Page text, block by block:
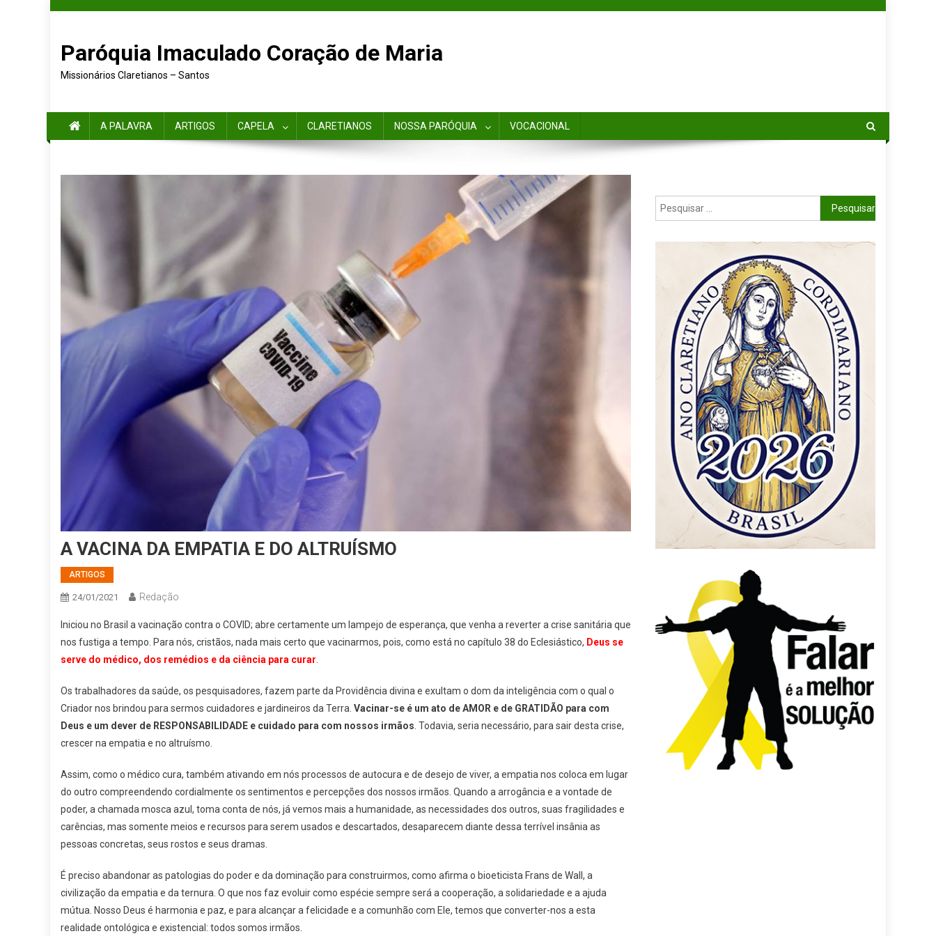
Paróquia Imaculado Coração de Maria
Missionários Claretianos – Santos
A PALAVRA ARTIGOS CAPELA CLARETIANOS NOSSA PARÓQUIA VOCACIONAL
A VACINA DA EMPATIA E DO ALTRUÍSMO
ARTIGOS
24/01/2021 Redação
Iniciou no Brasil a vacinação contra o COVID; abre certamente um lampejo de esperança, que venha a reverter a crise sanitária que
nos fustiga a tempo. Para nós, cristãos, nada mais certo que vacinarmos, pois, como está no capítulo 38 do Eclesiástico, Deus se
serve do médico, dos remédios e da ciência para curar
Os trabalhadores da saúde, os pesquisadores, fazem parte da Providência divina e exultam o dom da inteligência com o qual o
Criador nos brindou para sermos cuidadores e jardineiros da Terra. Vacinar-se é um ato de AMOR e de GRATIDÃO para com
Deus e um dever de RESPONSABILIDADE e cuidado para com nossos irmãos . Todavia, seria necessário, para sair desta crise,
crescer na empatia e no altruísmo.
Assim, como o médico cura, também ativando em nós processos de autocura e de desejo de viver, a empatia nos coloca em lugar
do outro compreendendo cordialmente os sentimentos e percepções dos nossos irmãos. Quando a arrogância e a vontade de
poder, a chamada mosca azul, toma conta de nós, já vemos mais a humanidade, as necessidades dos outros, suas fragilidades e
carências, mas somente meios e recursos para serem usados e descartados, desaparecem diante dessa terrível insânia as
pessoas concretas, seus rostos e seus dramas.
É preciso abandonar as patologias do poder e da dominação para construirmos, como afirma o bioeticista Frans de Wall, a
civilização da empatia e da ternura. O que nos faz evoluir como espécie sempre será a cooperação, a solidariedade e a ajuda
mútua. Nosso Deus é harmonia e paz, e para alcançar a felicidade e a comunhão com Ele, temos que converter-nos a esta
realidade ontológica e existencial: todos somos irmãos.
Pesquisar por: